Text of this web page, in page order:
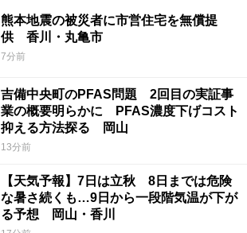
熊本地震の被災者に市営住宅を無償提
供 香川・丸亀市
7分前
吉備中央町のPFAS問題 2回目の実証事
業の概要明らかに PFAS濃度下げコスト
抑える方法探る 岡山
13分前
【天気予報】7日は立秋 8日までは危険
な暑さ続くも…9日から一段階気温が下が
る予想 岡山・香川